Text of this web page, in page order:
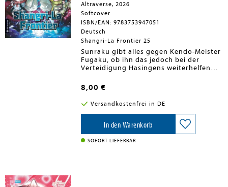
Altraverse, 2026
Softcover
ISBN/EAN: 9783753947051
Deutsch
Shangri-La Frontier 25
Sunraku gibt alles gegen Kendo-Meister
Fugaku, ob ihn das jedoch bei der
Verteidigung Hasingens weiterhelfen
Währenddessen ist Rei verzweifelt auf
der Suche nach einem Weg nach
Hasingen, wünscht sie sich doch nichts
sehnlicher, als dort noch mehr Zeit mit
Sunraku verbringen zu können.
8,00 €
Versandkostenfrei in DE
In den Warenkorb
SOFORT LIEFERBAR